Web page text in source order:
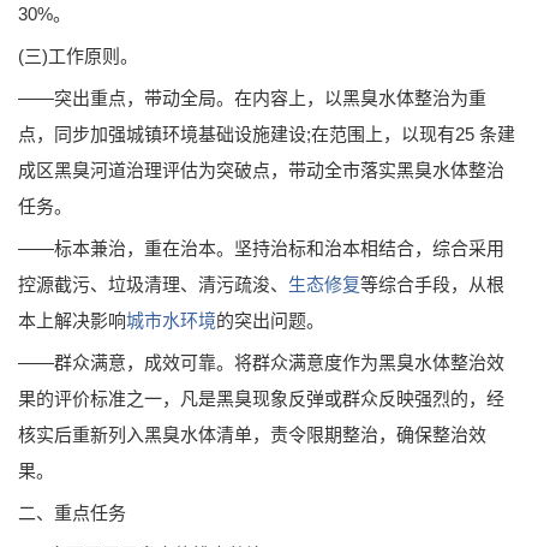
30%。
(三)工作原则。
——突出重点，带动全局。在内容上，以黑臭水体整治为重
点，同步加强城镇环境基础设施建设;在范围上，以现有25 条建
成区黑臭河道治理评估为突破点，带动全市落实黑臭水体整治
任务。
——标本兼治，重在治本。坚持治标和治本相结合，综合采用
控源截污、垃圾清理、清污疏浚、 生态修复等综合手段，从根
本上解决影响城市水环境的突出问题。
——群众满意，成效可靠。将群众满意度作为黑臭水体整治效
果的评价标准之一，凡是黑臭现象反弹或群众反映强烈的，经
核实后重新列入黑臭水体清单，责令限期整治，确保整治效
果。
二、重点任务